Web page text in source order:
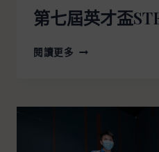
第七屆英才盃
閱讀更多